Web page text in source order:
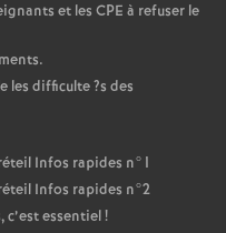
et les CPE à refuser le
les difficulte?s des
Infos rapides n°1
Infos rapides n°2
essentiel!